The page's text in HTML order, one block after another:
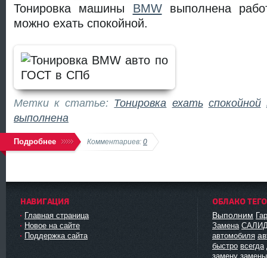
Тонировка машины BMWвыполнена
можно ехать спокойной.
Метки к статье: Тонировка ехать спокойной
выполнена
Подробнее Комментариев: 0
НАВИГАЦИЯ
Главная страница
Новое на сайте
Поддержка сайта
ОБЛАКО
Выполним
Замена
автомобиля
быстро всегда
замену замены